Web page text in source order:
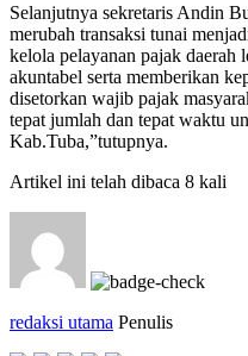
Selanjutnya sekretaris Andin
merubah transaksi tunai
kelola pelayanan pajak daerah
akuntabel serta memberikan
disetorkan wajib pajak
tepat jumlah dan tepat waktu
Kab.Tuba,”tutupnya.
Artikel ini telah dibaca 8 kali
redaksi utama Penulis